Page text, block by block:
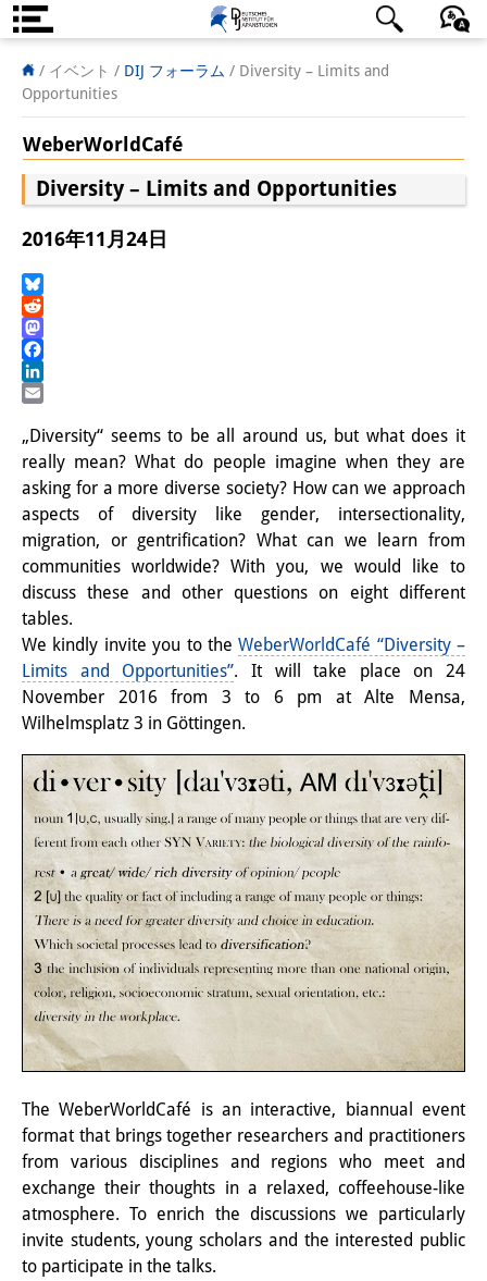
DIJ案内
研究所の概要
チーム
執行部
リサーチ・チーム
客員研究員
奨学生
研修生
研究活動
研究活動の概要
研究クラスター
日本におけるサステナビリティ
研究クラスター
デジタル・トランスフォーメー
ション
研究クラスター
トランスリージョナル・ジャパ
ン
知識ラボ
知識生産と知識インフラ
その他のプロジェクト
元研究フォーカス
イベント
イベント概要
DIJ フォーラム
日本語 English Deutsch
/ イベント / DIJ フォーラム / Diversity – Limits and
Opportunities
WeberWorldCafé
Diversity – Limits and Opportunities
2016年11月24日
Bluesky
Reddit
Mastodon
Facebook
LinkedIn
„Diversity“ seems to be all around us, but what does it
really mean? What do people imagine when they are
asking for a more diverse society? How can we approach
aspects of diversity like gender, intersectionality,
migration, or gentrification? What can we learn from
communities worldwide? With you, we would like to
discuss these and other questions on eight different
tables.
We kindly invite you to theWeberWorldCafé “Diversity –
Limits and Opportunities”. It will take place on 24
November 2016 from 3 to 6 pm at Alte Mensa,
Wilhelmsplatz 3 in Göttingen.
The WeberWorldCafé is an interactive, biannual event
format that brings together researchers and practitioners
from various disciplines and regions who meet and
exchange their thoughts in a relaxed, coffeehouse-like
atmosphere. To enrich the discussions we particularly
invite students, young scholars and the interested public
to participate in the talks.